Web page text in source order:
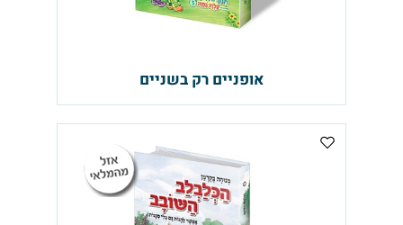
אופניים רק בשניים